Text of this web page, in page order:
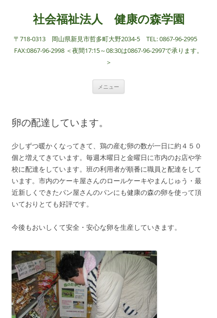
社会福祉法人 健康の森学園
〒718-0313 岡山県新見市哲多町大野2034-5 TEL: 0867-96-2995
FAX:0867-96-2998 ＜夜間17:15～08:30は0867-96-2997で承ります。
＞
メニュー
プ
卵の配達しています。
少しずつ暖かくなってきて、鶏の産む卵の数が一日に約４５０
個と増えてきています。毎週木曜日と金曜日に市内のお店や学
校に配達をしています。班の利用者が順番に職員と配達をして
います。市内のケーキ屋さんのロールケーキやまんじゅう・最
近新しくできたパン屋さんのパンにも健康の森の卵を使って頂
いておりとても好評です。
今後もおいしくて安全・安心な卵を生産していきます。